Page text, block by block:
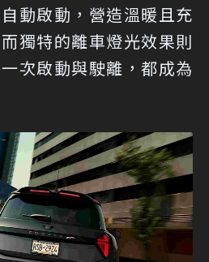
動啟動，營造溫暖且充
獨特的離車燈光效果則
次啟動與駛離，都成為